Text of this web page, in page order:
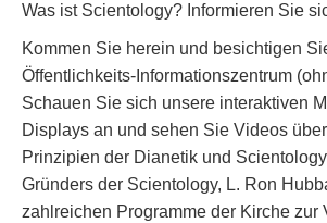
Was ist Scientology? Informieren Sie
Kommen Sie herein und besichtigen
Öffentlichkeits-Informationszentrum
Schauen Sie sich unsere interaktiven
Displays an und sehen Sie Videos
Prinzipien der Dianetik und
Gründers der Scientology, L. Ron
zahlreichen Programme der Kirche zur